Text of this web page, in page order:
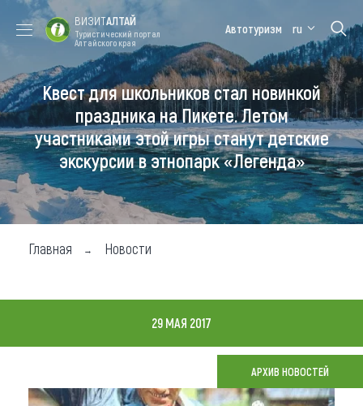
Форум VISIT
ALTAI
Цветение
маральника
Медицинский
форум
Алтайская
зимовка
Туры
Где побывать
Чем заняться
Где остановиться
Что привезти (сувениры)
ВИЗИТАЛТАЙ
Туристический портал
Алтайского края
Автотуризм ru
Квест для школьников стал новинкой
праздника на Пикете. Летом
участниками этой игры станут детские
экскурсии в этнопарк «Легенда»
Главная Новости
29 МАЯ 2017
АРХИВ НОВОСТЕЙ